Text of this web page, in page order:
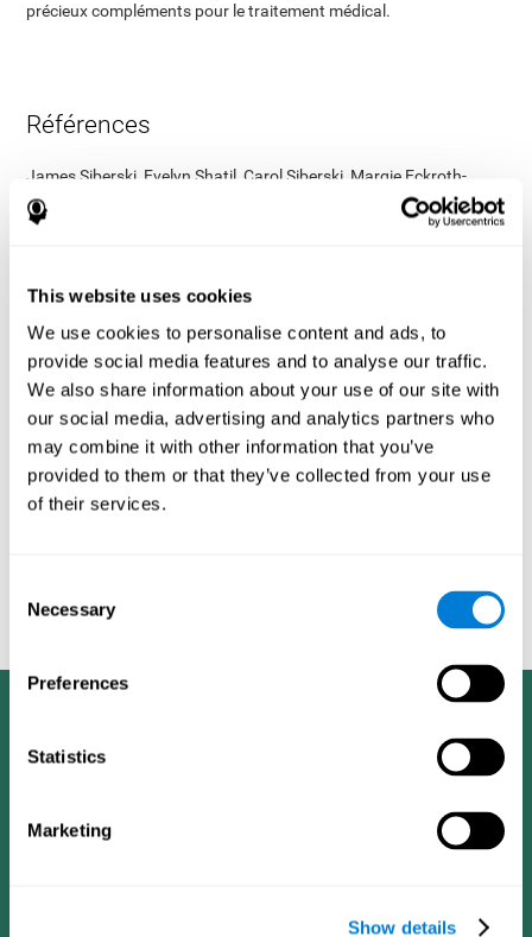
This website uses cookies
We use cookies to personalise content and ads, to
provide social media features and to analyse our traffic.
We also share information about your use of our site with
our social media, advertising and analytics partners who
may combine it with other information that you’ve
provided to them or that they’ve collected from your use
of their services.
Selection
Necessary
Preferences
Statistics
Marketing
Show details
précieux compléments pour le traitement médical.
Références
James Siberski, Evelyn Shatil, Carol Siberski, Margie Eckroth-
Bucher, Aubrey French, Sara Horton, Rachel F. Loefflad, Phillip
Rouse. Computer-Based Cognitive Training for Individuals With
2014; doi: 10.1177/1533317514539376
Preiss M, Shatil E, Cermakova R, Cimermannova D, Flesher I
(2013), Entraînement cognitif personnalisé dans les troubles
unipolaires et bipolaires : une étude du fonctionnement cognitif.
Frontiers in Human Neuroscience doi:
10.3389/fnhum.2013.00108.
Shatil E, A Metzer, Horvitz O, Miller R. - Basado en el
entrenamiento personalizado cognitivo en el hogar de pacientes
con EM: Un estudio de la adherencia y el rendimiento cognitivo -
Burěs - Novel Television-Based Cognitive Training Improves
Working Memory and Executive Function - PLoS ONE July 03,